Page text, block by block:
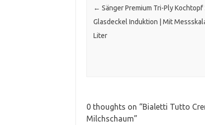
← Sänger Premium Tri-Ply Kochtopf
Glasdeckel Induktion | Mit
Liter
0 thoughts on “Bialetti Tutto
Milchschaum”